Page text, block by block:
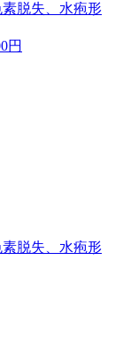
脱失、水疱形
円
脱失、水疱形